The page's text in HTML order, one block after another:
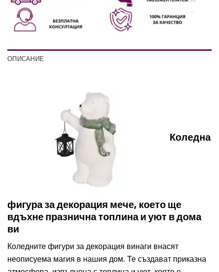
ОПИСАНИЕ
Коледна
фигура за декорация мече, което ще
вдъхне празнична топлина и уют в дома
ви
Коледните фигури за декорация винаги внасят
неописуема магия в нашия дом. Те създават приказна